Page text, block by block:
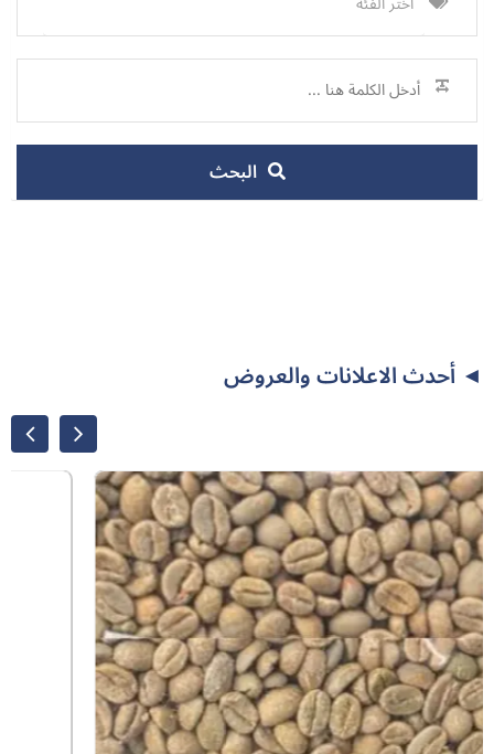
البحث
◄️ أحدث الاعلانات والعروض